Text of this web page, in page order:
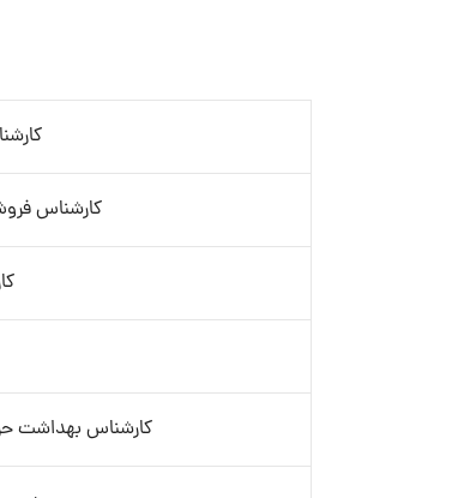
کارشناس
کارشناس بهداشت